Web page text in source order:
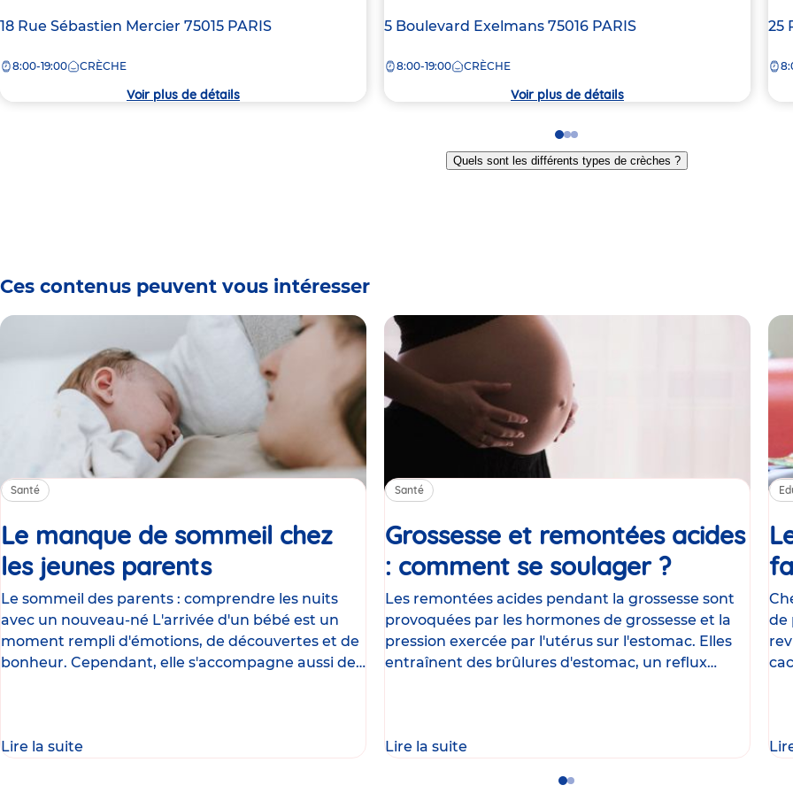
Adresse
la
18 Rue Sébastien Mercier 75015 PARIS
8:00-19:00 CRÈCHE
Voir plus de détails
Adresse
la
5 Boulevard Exelmans 75016 PARIS
8:00-19:00 CRÈCHE
Voir plus de détails
la
25
Go
to
slide
Go
to
slide
Go
to
slide
Quels sont les différents types de crèches ?
Ces contenus peuvent vous intéresser
Santé
Le manque de sommeil chez
les jeunes parentsArticle
Le sommeil des parents : comprendre les nuits
avec un nouveau-né L'arrivée d'un bébé est un
moment rempli d'émotions, de découvertes et de
bonheur. Cependant, elle s'accompagne aussi de
Lire la suite
Santé
Grossesse et remontées acides
: comment se soulager ?Article
Les remontées acides pendant la grossesse sont
provoquées par les hormones de grossesse et la
pression exercée par l'utérus sur l'estomac. Elles
entraînent des brûlures d'estomac, un reflux
Lire la suite
de
GoGo